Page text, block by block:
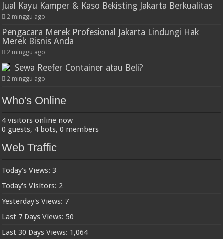
Jual Kayu Kamper & Kaso Bekisting Jakarta Berkualitas
2 minggu ago
Pengacara Merek Profesional Jakarta Lindungi Hak
Merek Bisnis Anda
2 minggu ago
Sewa Reefer Container atau Beli?
2 minggu ago
Who's Online
4 visitors online now
0 guests, 4 bots, 0 members
Web Traffic
Today's Views:3
Today's Visitors: 2
Yesterday's Views: 7
Last 7 Days Views:50
Last 30 Days Views: 1,064